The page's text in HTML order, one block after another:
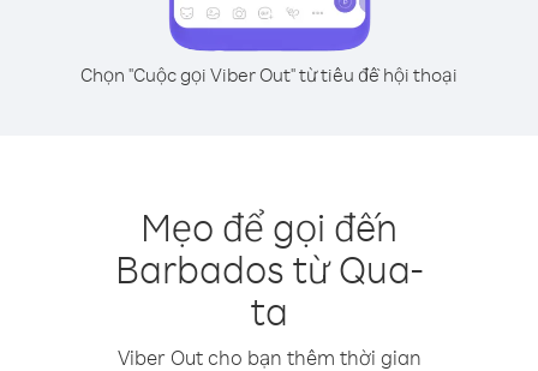
Chọn "Cuộc gọi Viber Out" từ tiêu đề hội thoại
Mẹo để gọi đến
Barbados từ Qua-
ta
Viber Out cho bạn thêm thời gian